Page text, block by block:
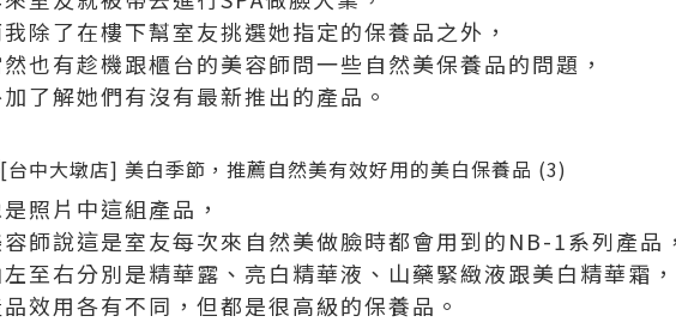
除了在樓下幫室友挑選她指定的保養品之外，
也有趁機跟櫃台的美容師問一些自然美保養品的問題，
了解她們有沒有最新推出的產品。
照片中這組產品，
容師說這是室友每次來自然美做臉時都會用到的NB-1系列產品，
左至右分別是精華露、亮白精華液、山藥緊緻液跟美白精華霜，
效用各有不同，但都是很高級的保養品。